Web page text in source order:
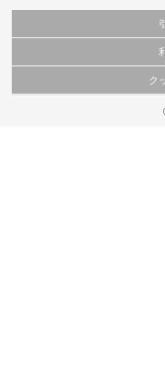
当サイトで公開されている情報（
これらの情報を権利者の許可なく
当サイトに掲載している内容はす
弊社の見解・ 意見ではないことを
ク
このサイトでは Cookie を使用し